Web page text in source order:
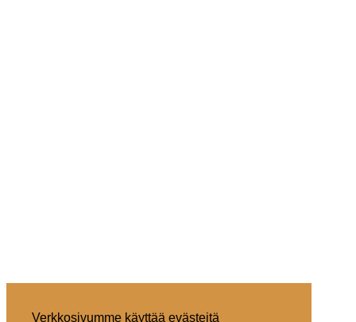
Verkkosivumme käyttää evästeitä